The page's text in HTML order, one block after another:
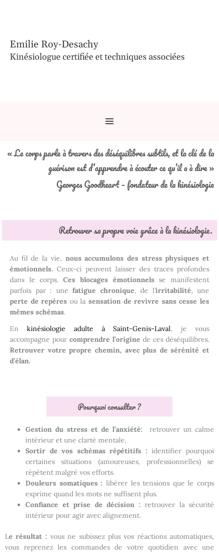
Emilie Roy-Desachy
Kinésiologue certifiée et techniques associées
« Le corps parle à travers des déséquilibres subtils, et la clé de la
guérison est d’apprendre à écouter ce qu’il a à dire »
Georges Goodheart – fondateur de la kinésiologie
Retrouver sa propre voie grâce à la kinésiologie.
Au fil de la vie, nous accumulons des stress physiques et
émotionnels. Ceux-ci peuvent laisser des traces profondes
dans le corps.Ces blocages émotionnelsse manifestent
parfois par : une fatigue chronique, de l’irritabilité, une
perte de repères ou lasensation de revivre sans cesse les
mêmes schémas.
En kinésiologie adulte à Saint-Genis-Laval, je vous
accompagne pour comprendre l’origine de ces déséquilibres.
Retrouver votre propre chemin, avec plus de sérénité et
d’élan.
Pourquoi consulter ?
Gestion du stress et de l’anxiété: retrouver un calme
intérieur et une clarté mentale.
Sortir de vos schémas répétitifs : identifier pourquoi
certaines situations (amoureuses, professionnelles) se
répètent malgré vos efforts.
Douleurs somatiques : libérer les tensions que le corps
exprime quand les mots ne suffisent plus.
Confiance et prise de décision : retrouver la sécurité
intérieur pour agir avec alignement.
Le résultat : vous ne subissez plus vos réactions automatiques,
vous reprenez les commandes de votre quotidien avec une